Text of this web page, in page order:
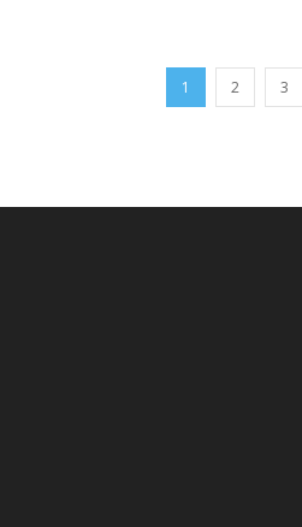
1 2 3